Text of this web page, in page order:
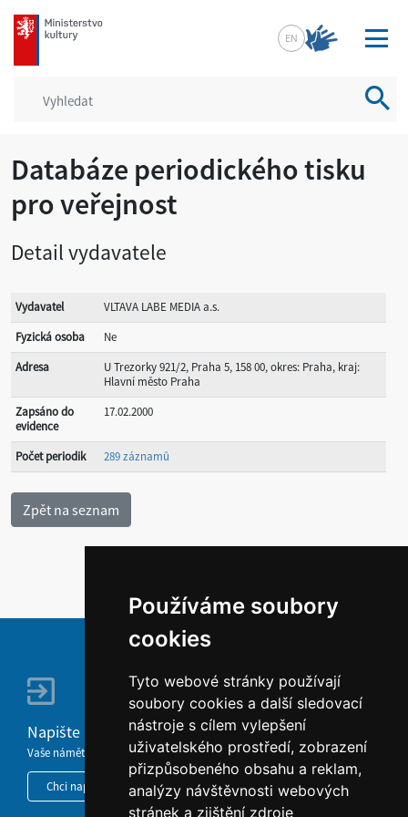
Používáme soubory
cookies
Tyto webové stránky používají
soubory cookies a další sledovací
nástroje s cílem vylepšení
uživatelského prostředí, zobrazení
přizpůsobeného obsahu a reklam,
analýzy návštěvnosti webových
stránek a zjištění zdroje
mkcr.cz
EN
Databáze periodického tisku
pro veřejnost
Detail vydavatele
Vydavatel
VLTAVA LABE MEDIA a.s.
Fyzická osoba
Ne
Adresa
U Trezorky 921/2, Praha 5, 158 00, okres: Praha, kraj:
Hlavní město Praha
Zapsáno do
evidence
17.02.2000
Počet periodik 289 záznamů
Napište nám
Vaše náměty, komentáře, připomínky a dotazy nezůstanou bez odezvy.
Chci napsat MKČR